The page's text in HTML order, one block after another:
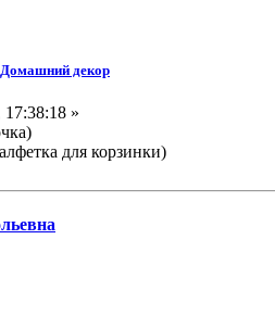
декор
»
для корзинки)